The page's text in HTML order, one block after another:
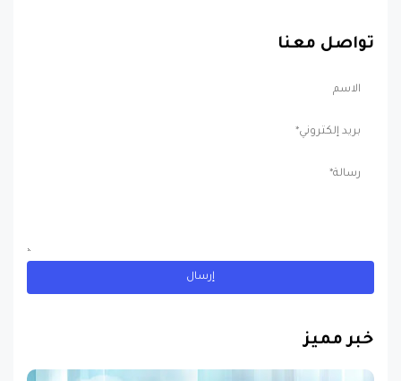
تواصل معنا
خبر مميز